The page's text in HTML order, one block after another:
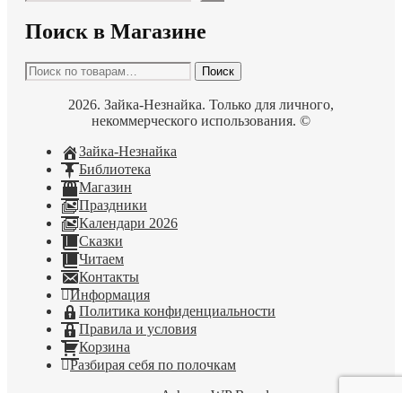
Поиск в Магазине
Искать: Поиск
2026. Зайка-Незнайка. Только для личного,
некоммерческого использования. ©
Зайка-Незнайка
Библиотека
Магазин
Праздники
Календари 2026
Сказки
Читаем
Контакты
Информация
Политика конфиденциальности
Правила и условия
Корзина
Разбирая себя по полочкам